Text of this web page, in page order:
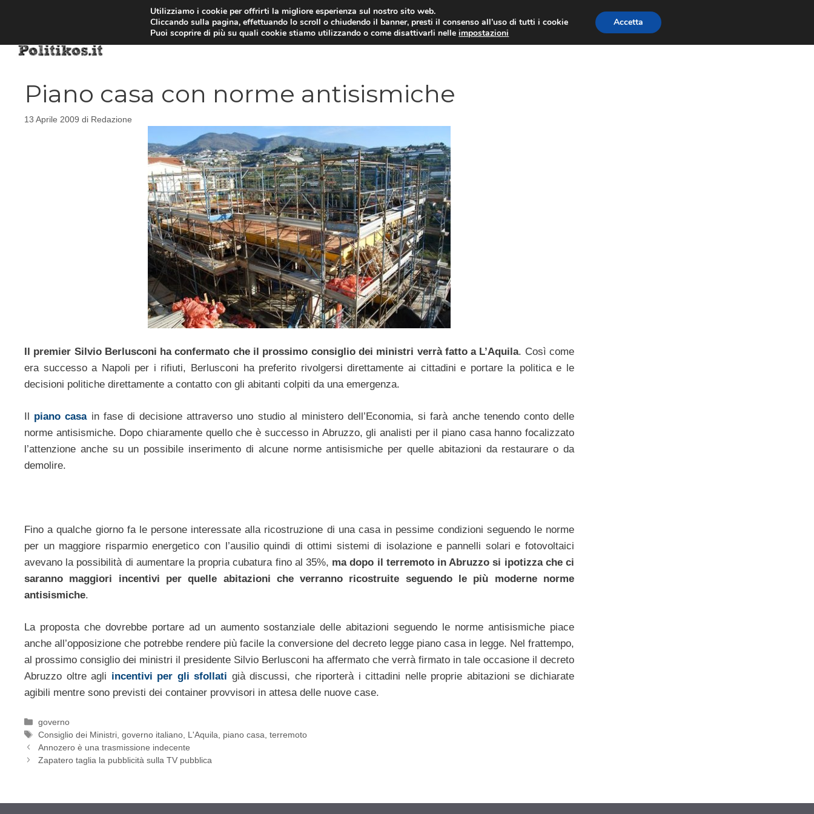
AMMINISTRAZIONE PUBBLICA ECONOMIA EUROPEA ECONOMIA ITALIANA
Piano casa con norme antisismiche
13 Aprile 2009 di Redazione
Il premier Silvio Berlusconi ha confermato che il prossimo consiglio dei ministri verrà fatto a L’Aquila. Così come
era successo a Napoli per i rifiuti, Berlusconi ha preferito rivolgersi direttamente ai cittadini e portare la politica e le
decisioni politiche direttamente a contatto con gli abitanti colpiti da una emergenza.
Il piano casain fase di decisione attraverso uno studio al ministero dell’Economia, si farà anche tenendo conto delle
norme antisismiche. Dopo chiaramente quello che è successo in Abruzzo, gli analisti per il piano casa hanno focalizzato
l’attenzione anche su un possibile inserimento di alcune norme antisismiche per quelle abitazioni da restaurare o da
demolire.
Fino a qualche giorno fa le persone interessate alla ricostruzione di una casa in pessime condizioni seguendo le norme
per un maggiore risparmio energetico con l’ausilio quindi di ottimi sistemi di isolazione e pannelli solari e fotovoltaici
avevano la possibilità di aumentare la propria cubatura fino al 35%, ma dopo il terremoto in Abruzzo si ipotizza che ci
saranno maggiori incentivi per quelle abitazioni che verranno ricostruite seguendo le più moderne norme
antisismiche.
La proposta che dovrebbe portare ad un aumento sostanziale delle abitazioni seguendo le norme antisismiche piace
anche all’opposizione che potrebbe rendere più facile la conversione del decreto legge piano casa in legge. Nel frattempo,
al prossimo consiglio dei ministri il presidente Silvio Berlusconi ha affermato che verrà firmato in tale occasione il decreto
Abruzzo oltre agli incentivi per gli sfollati già discussi, che riporterà i cittadini nelle proprie abitazioni se dichiarate
agibili mentre sono previsti dei container provvisori in attesa delle nuove case.
Categorie
governo
Tag
Consiglio dei Ministri ,governo italiano L'Aquila piano casa ,terremoto
Annozero è una trasmissione indecente
Zapatero taglia la pubblicità sulla TV pubblica
Utilizziamo i cookie per offrirti la migliore esperienza sul nostro sito web.
Cliccando sulla pagina, effettuando lo scroll o chiudendo il banner, presti il consenso all’uso di tutti i cookie
Puoi scoprire di più su quali cookie stiamo utilizzando o come disattivarli nelleimpostazioni
Accetta